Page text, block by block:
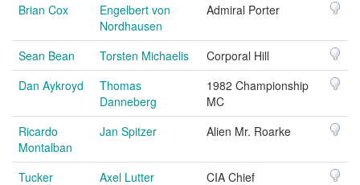
Brian Cox
Engelbert von
Nordhausen
Admiral Porter
Sean Bean Torsten Michaelis
Corporal Hill
Dan Aykroyd
Thomas
Danneberg
1982 Championship
MC
Ricardo
Montalban
Jan Spitzer Alien Mr. Roarke
Tucker
Axel Lutter CIA Chief